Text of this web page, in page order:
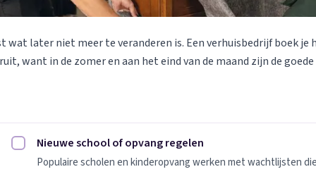
wat later niet meer te veranderen is. Een verhuisbedrijf boek je
want in de zomer en aan het eind van de maand zijn de
Nieuwe school of opvang regelen afvinken
Nieuwe school of opvang regelen
Populaire scholen en kinderopvang werken met wachtlijsten